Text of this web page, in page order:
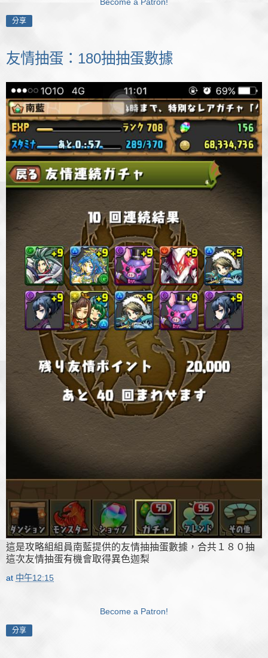
Become a Patron!
分享
友情抽蛋：180抽抽蛋數據
這是攻略組組員南藍提供的友情抽抽蛋數據，合共１８０抽
這次友情抽蛋有機會取得異色迦梨
at 中午12:15
Become a Patron!
分享